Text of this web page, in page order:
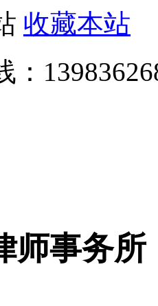
收藏本站
：
师事务所